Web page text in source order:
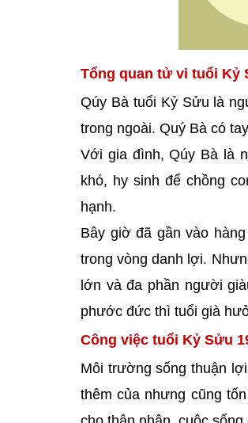
Tổng quan tử vi tuổi Kỷ
Qúy Bà tuổi Kỷ Sửu là
trong ngoài. Quý Bà có
Với gia đình, Qúy Bà là
khó, hy sinh để chồng
hạnh.
Bây giờ đã gần vào
trong vòng danh lợi.
lớn và đa phần người
phước đức thì tuổi già
Công việc tuổi Kỷ Sửu
Môi trường sống thuận
thêm của nhưng cũng